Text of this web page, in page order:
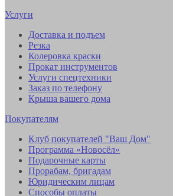
Услуги
Доставка и подъем
Резка
Колеровка краски
Прокат инструментов
Услуги спецтехники
Заказ по телефону
Крыша вашего дома
Покупателям
Клуб покупателей "Ваш Дом"
Программа «Новосёл»
Подарочные карты
Прорабам, бригадам
Юридическим лицам
Способы оплаты